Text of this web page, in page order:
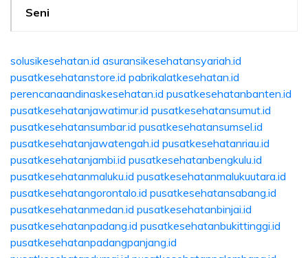
Seni
solusikesehatan.id asuransikesehatansyariah.id
pusatkesehatanstore.id pabrikalatkesehatan.id
perencanaandinaskesehatan.id pusatkesehatanbanten.id
pusatkesehatanjawatimur.id pusatkesehatansumut.id
pusatkesehatansumbar.id pusatkesehatansumsel.id
pusatkesehatanjawatengah.id pusatkesehatanriau.id
pusatkesehatanjambi.id pusatkesehatanbengkulu.id
pusatkesehatanmaluku.id pusatkesehatanmalukuutara.id
pusatkesehatangorontalo.id pusatkesehatansabang.id
pusatkesehatanmedan.id pusatkesehatanbinjai.id
pusatkesehatanpadang.id pusatkesehatanbukittinggi.id
pusatkesehatanpadangpanjang.id